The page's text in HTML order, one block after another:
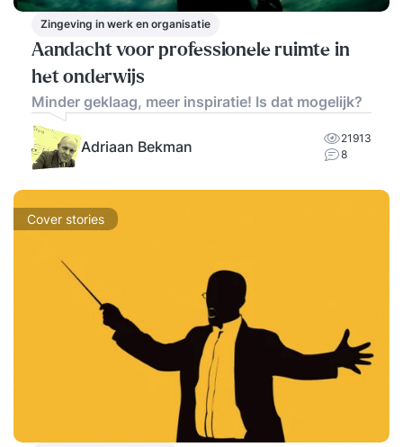
Zingeving in werk en organisatie
Aandacht voor professionele ruimte in
het onderwijs
Minder geklaag, meer inspiratie! Is dat mogelijk?
Adriaan Bekman
21913
8
Cover stories